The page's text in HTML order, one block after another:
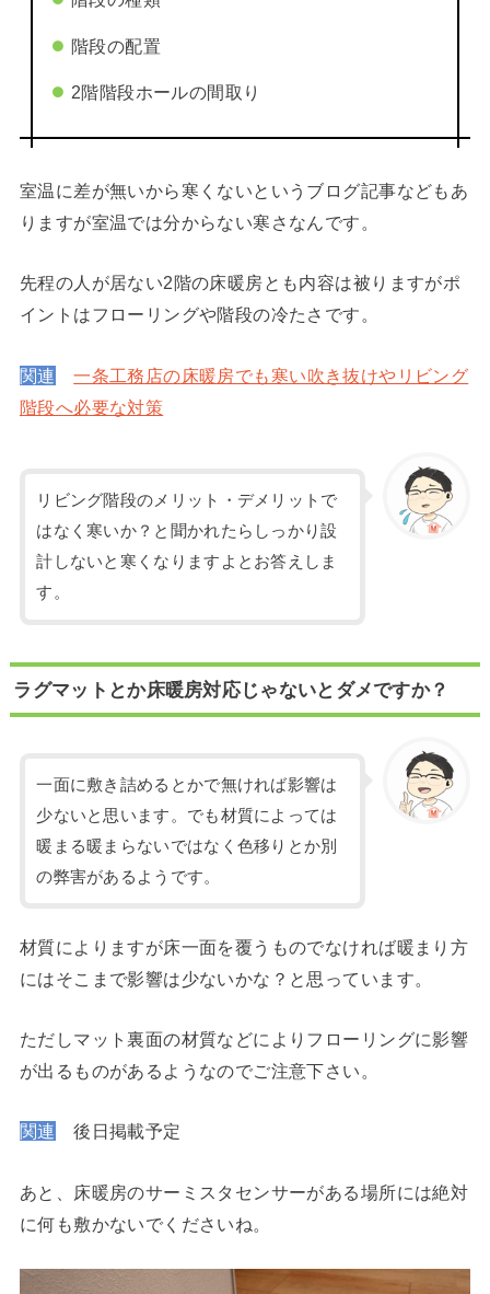
階段の配置
2階階段ホールの間取り
室温に差が無いから寒くないというブログ記事などもあ
りますが室温では分からない寒さなんです。
先程の人が居ない2階の床暖房とも内容は被りますがポ
イントはフローリングや階段の冷たさです。
関連
一条工務店の床暖房でも寒い吹き抜けやリビング
階段へ必要な対策
リビング階段のメリット・デメリットで
はなく寒いか？と聞かれたらしっかり設
計しないと寒くなりますよとお答えしま
す。
ラグマットとか床暖房対応じゃないとダメですか？
一面に敷き詰めるとかで無ければ影響は
少ないと思います。でも材質によっては
暖まる暖まらないではなく色移りとか別
の弊害があるようです。
材質によりますが床一面を覆うものでなければ暖まり方
にはそこまで影響は少ないかな？と思っています。
ただしマット裏面の材質などによりフローリングに影響
が出るものがあるようなのでご注意下さい。
関連 後日掲載予定
あと、床暖房のサーミスタセンサーがある場所には絶対
に何も敷かないでくださいね。